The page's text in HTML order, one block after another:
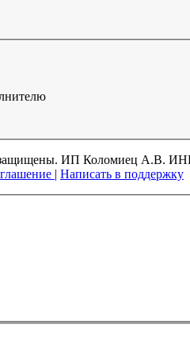
ИП Коломиец А.В.
| Написать в поддержку